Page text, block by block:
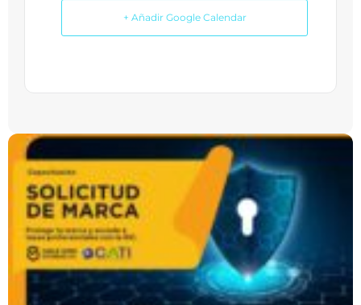
+ Añadir Google Calendar